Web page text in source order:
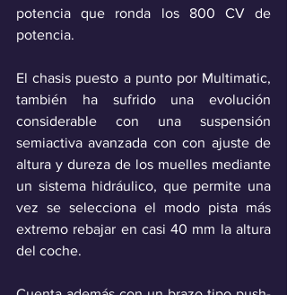
potencia que ronda los 800 CV de
potencia.
El chasis puesto a punto por Multimatic,
también ha sufrido una evolución
considerable con una suspensión
semiactiva avanzada con con ajuste de
altura y dureza de los muelles mediante
un sistema hidráulico, que permite una
vez se selecciona el modo pista más
extremo rebajar en casi 40 mm la altura
del coche.